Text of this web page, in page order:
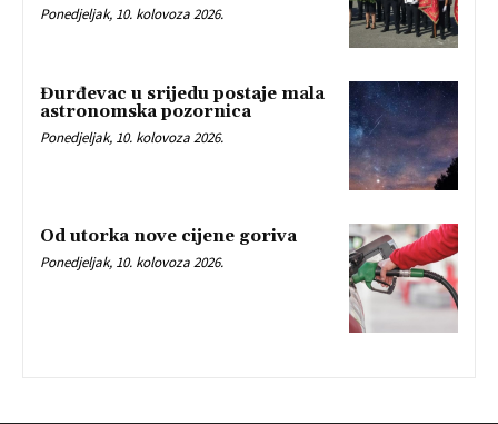
Ponedjeljak, 10. kolovoza 2026.
Đurđevac u srijedu postaje mala
astronomska pozornica
Ponedjeljak, 10. kolovoza 2026.
Od utorka nove cijene goriva
Ponedjeljak, 10. kolovoza 2026.